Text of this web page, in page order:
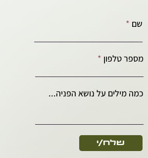
שם
מספר טלפון
כמה מילים על נושא הפניה...
שלח/י